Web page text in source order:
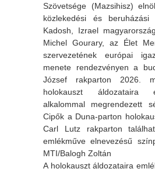
Szövetsége (Mazsihisz)
közlekedési és beruházási
Kadosh, Izrael
Michel Gourary, az Élet
szervezetének európai
menete rendezvényen a
József rakparton 2026.
holokauszt áldozataira
alkalommal megrendezett
Cipők a Duna-parton
Carl Lutz rakparton
emlékműve elnevezésű
MTI/Balogh Zoltán
A holokauszt áldozataira